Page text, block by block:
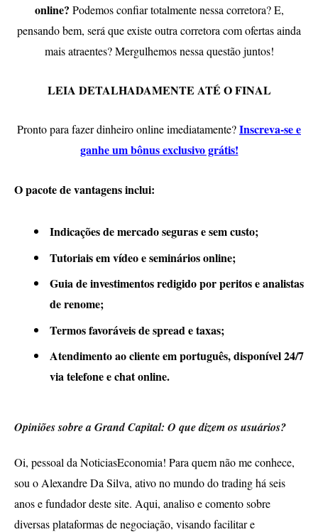
online? Podemos confiar totalmente nessa corretora? E,
pensando bem, será que existe outra corretora com ofertas ainda
mais atraentes? Mergulhemos nessa questão juntos!
LEIA DETALHADAMENTE ATÉ O FINAL
Pronto para fazer dinheiro online imediatamente?Inscreva-se e
ganhe um bônus exclusivo grátis!
O pacote de vantagens inclui:
Indicações de mercado seguras e sem custo;
Tutoriais em vídeo e seminários online;
Guia de investimentos redigido por peritos e analistas
de renome;
Termos favoráveis de spread e taxas;
Atendimento ao cliente em português, disponível 24/7
via telefone e chat online.
Opiniões sobre a Grand Capital: O que dizem os usuários?
Oi, pessoal da NoticiasEconomia! Para quem não me conhece,
sou o Alexandre Da Silva, ativo no mundo do trading há seis
anos e fundador deste site. Aqui, analiso e comento sobre
diversas plataformas de negociação, visando facilitar e